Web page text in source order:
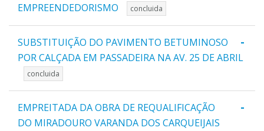
EMPREENDEDORISMO
concluida
-
SUBSTITUIÇÃO DO PAVIMENTO BETUMINOSO
POR CALÇADA EM PASSADEIRA NA AV. 25 DE ABRIL
concluida
-
EMPREITADA DA OBRA DE REQUALIFICAÇÃO
DO MIRADOURO VARANDA DOS CARQUEIJAIS